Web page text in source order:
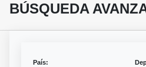
BÚSQUEDA
País: